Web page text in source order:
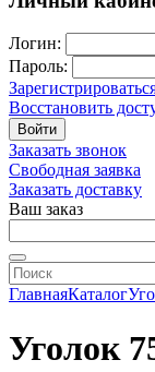
Логин:
Пароль:
Восстановить
Войти
Заказать звонок
Свободная заявка
Заказать доставку
Ваш заказ
ГлавнаяКаталог
Уголок